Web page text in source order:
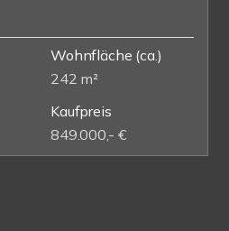
Wohnfläche (ca.)
242 m²
Kaufpreis
849.000,- €